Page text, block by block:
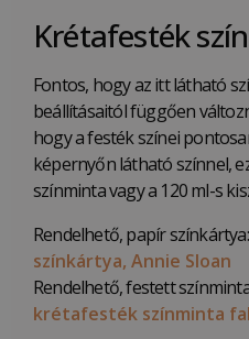
Krétafesték
Fontos, hogy az itt látható
beállításaitól függően
hogy a festék színei
képernyőn látható színnel,
színminta vagy a 120 ml-s
Rendelhető, papír színkártya:
színkártya, Annie Sloan
Rendelhető, festett
krétafesték színminta